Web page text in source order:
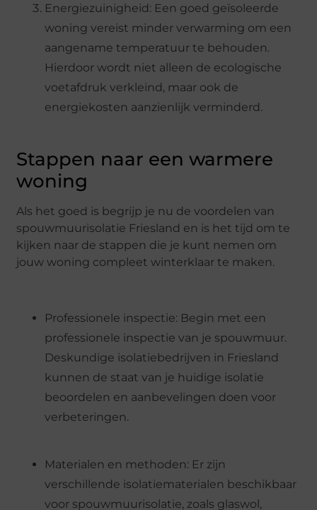
Energiezuinigheid: Een goed geïsoleerde
woning vereist minder verwarming om een
aangename temperatuur te behouden.
Hierdoor wordt niet alleen de ecologische
voetafdruk verkleind, maar ook de
energiekosten aanzienlijk verminderd.
Stappen naar een warmere
woning
Als het goed is begrijp je nu de voordelen van
spouwmuurisolatie Friesland en is het tijd om te
kijken naar de stappen die je kunt nemen om
jouw woning compleet winterklaar te maken.
Professionele inspectie: Begin met een
professionele inspectie van je spouwmuur.
Deskundige isolatiebedrijven in Friesland
kunnen de staat van je huidige isolatie
beoordelen en aanbevelingen doen voor
verbeteringen.
Materialen en methoden: Er zijn
verschillende isolatiematerialen beschikbaar
voor spouwmuurisolatie, zoals glaswol,